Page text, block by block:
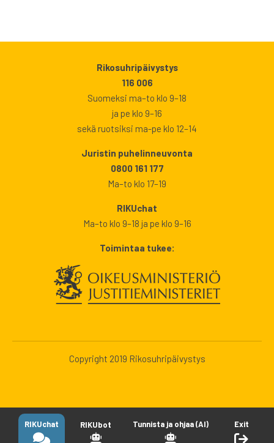
RIKUchat RIKUbot Tunnista ja ohjaa (AI) Exit
Rikosuhripäivystys
116 006
Suomeksi ma–to klo 9–18
ja pe klo 9–16
sekä ruotsiksi ma-pe klo 12–14
Juristin puhelinneuvonta
0800 161 177
Ma–to klo 17–19
RIKUchat
Ma–to klo 9–18 ja pe klo 9–16
Toimintaa tukee:
Copyright 2019 Rikosuhripäivystys